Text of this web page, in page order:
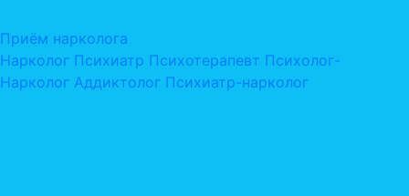
Приём нарколога
Нарколог Психиатр Психотерапевт Психолог-
Нарколог Аддиктолог Психиатр-нарколог